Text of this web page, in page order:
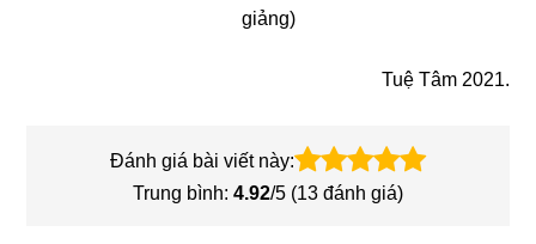
giảng)
Tuệ Tâm 2021.
Đánh giá bài viết này:
Trung bình: 4.92/5 (13 đánh giá)